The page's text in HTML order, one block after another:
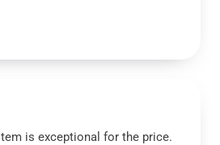
is exceptional for the price.